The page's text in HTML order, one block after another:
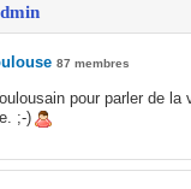
87 membres
pour parler de
;-)